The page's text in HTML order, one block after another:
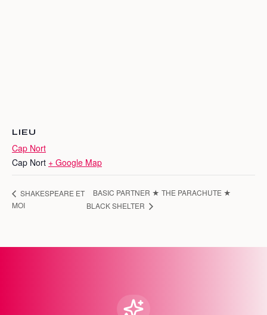
LIEU
Cap Nort
Cap Nort + Google Map
SHAKESPEARE ET
MOI
BASIC PARTNER ★ THE PARACHUTE ★
BLACK SHELTER